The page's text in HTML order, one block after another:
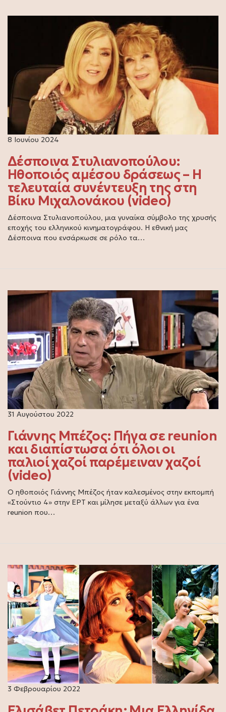
8 Ιουνίου 2024
Δέσποινα Στυλιανοπούλου:
Ηθοποιός αμέσου δράσεως – Η
τελευταία συνέντευξη της στη
Βίκυ Μιχαλονάκου (video)
Δέσποινα Στυλιανοπούλου, μια γυναίκα σύμβολο της χρυσής
εποχής του ελληνικού κινηματογράφου. Η εθνική μας
Δέσποινα που ενσάρκωσε σε ρόλο τα…
31 Αυγούστου 2022
Γιάννης Μπέζος: Πήγα σε reunion
και διαπίστωσα ότι όλοι οι
παλιοί χαζοί παρέμειναν χαζοί
(video)
Ο ηθοποιός Γιάννης Μπέζος ήταν καλεσμένος στην εκπομπή
«Στούντιο 4» στην ΕΡΤ και μίλησε μεταξύ άλλων για ένα
reunion που…
3 Φεβρουαρίου 2022